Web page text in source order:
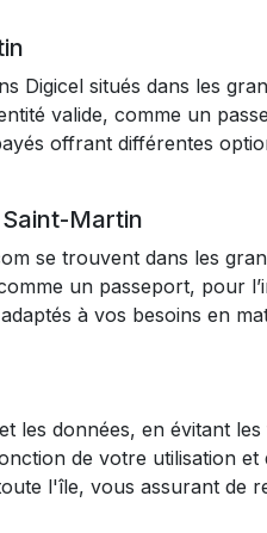
Digicel situés dans les
valide, comme un
offrant différentes
Martin
se trouvent dans les
un passeport, pour
à vos besoins en
les données, en évitant
de votre utilisation et
l'île, vous assurant de